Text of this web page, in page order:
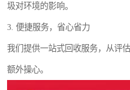
圾对环境的影响。
3. 便捷服务，省心省力
我们提供一站式回收服务，从评
额外操心。